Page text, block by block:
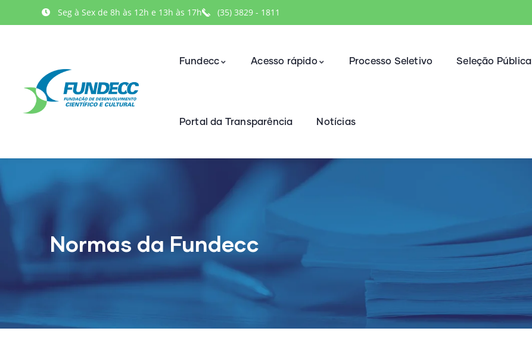
Seg à Sex de 8h às 12h e 13h às 17h (35) 3829 - 1811
Fundecc Acesso rápido Processo Seletivo Seleção Pública
Portal da Transparência Notícias
Normas da Fundecc